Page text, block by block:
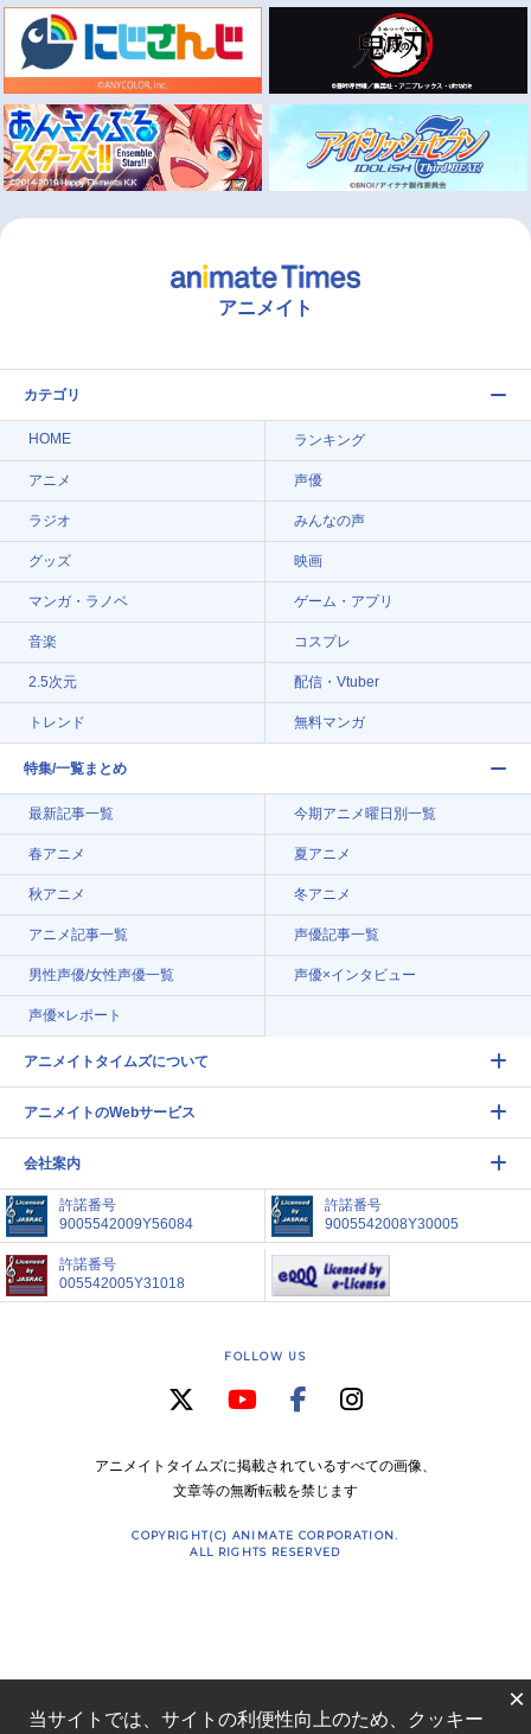
アニメイト
カテゴリ
HOME ランキング
アニメ 声優
ラジオ みんなの声
グッズ 映画
マンガ・ラノベ ゲーム・アプリ
音楽 コスプレ
2.5次元 配信・Vtuber
トレンド 無料マンガ
特集/一覧まとめ
最新記事一覧 今期アニメ曜日別一覧
春アニメ 夏アニメ
秋アニメ 冬アニメ
アニメ記事一覧 声優記事一覧
男性声優/女性声優一覧 声優×インタビュー
声優×レポート
アニメイトタイムズについて
アニメイトのWebサービス
会社案内
許諾番号
9005542009Y56084
許諾番号
9005542008Y30005
許諾番号
005542005Y31018
FOLLOW US
アニメイトタイムズに掲載されているすべての画像、
文章等の無断転載を禁じます
COPYRIGHT(C) ANIMATE CORPORATION.
ALL RIGHTS RESERVED
×
当サイトでは、サイトの利便性向上のため、クッキー